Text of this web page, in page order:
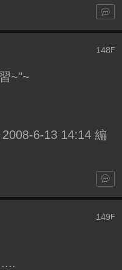
148 F
~"~
6-13 14:14 編
149 F